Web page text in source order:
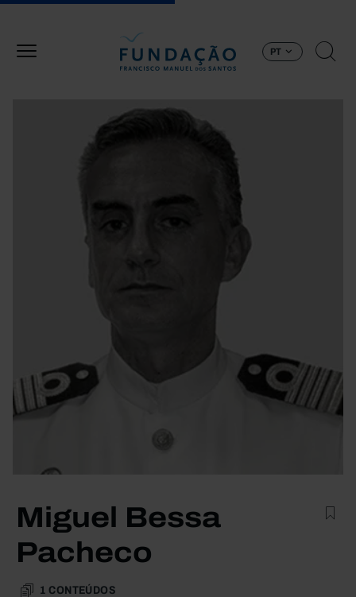
PT
Miguel Bessa
Pacheco
1 CONTEÚDOS